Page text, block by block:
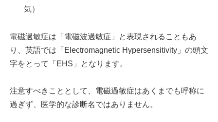
気）
電磁過敏症は「電磁波過敏症」と表現されることもあ
り、英語では「Electromagnetic Hypersensitivity」の頭文
字をとって「EHS」となります。
注意すべきこととして、電磁過敏症はあくまでも呼称に
過ぎず、医学的な診断名ではありません。